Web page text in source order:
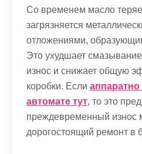
Со временем масло
загрязняется
отложениями,
Это ухудшает
износ и снижает общую
коробки. Если
автомате тут, то это
преждевременный износ
дорогостоящий ремонт в